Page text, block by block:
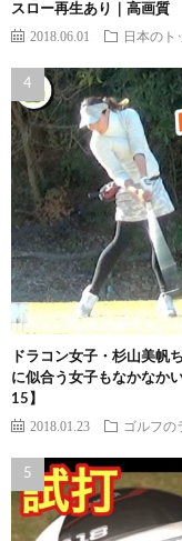
スロー再生あり｜高画質
2018.06.01 日本のト
ドラコン女子・杉山美帆
に似合う女子もなかなか
15】
2018.01.23 ゴルフの